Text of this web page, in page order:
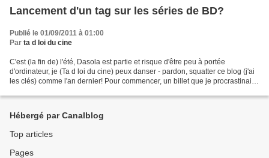
Lancement d'un tag sur les séries de BD?
Publié le 01/09/2011 à 01:00
Par ta d loi du cine
C'est (la fin de) l'été, Dasola est partie et risque d'être peu à portée
d'ordinateur, je (Ta d loi du cine) peux danser - pardon, squatter ce blog (j'ai
les clés) comme l'an dernier! Pour commencer, un billet que je procrastinais
Hébergé par Canalblog
Top articles
Pages